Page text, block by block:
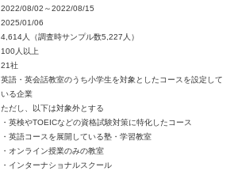
2022/08/02～2022/08/15
2025/01/06
4,614人（調査時サンプル数5,227人）
100人以上
21社
英語・英会話教室のうち小学生を対象としたコースを設定して
いる企業
ただし、以下は対象外とする
・英検やTOEICなどの資格試験対策に特化したコース
・英語コースを展開している塾・学習教室
・オンライン授業のみの教室
・インターナショナルスクール